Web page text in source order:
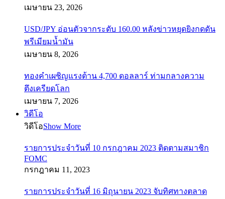
เมษายน 23, 2026
USD/JPY อ่อนตัวจากระดับ 160.00 หลังข่าวหยุดยิงกดดัน
พรีเมียมน้ำมัน
เมษายน 8, 2026
ทองคำเผชิญแรงต้าน 4,700 ดอลลาร์ ท่ามกลางความ
ตึงเครียดโลก
เมษายน 7, 2026
วิดีโอ
วิดีโอShow More
รายการประจำวันที่ 10 กรกฎาคม 2023 ติดตามสมาชิก
FOMC
กรกฎาคม 11, 2023
รายการประจำวันที่ 16 มิถุนายน 2023 จับทิศทางตลาด